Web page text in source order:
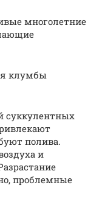
многолетние
клумбы
суккулентных
полива.
и
проблемные